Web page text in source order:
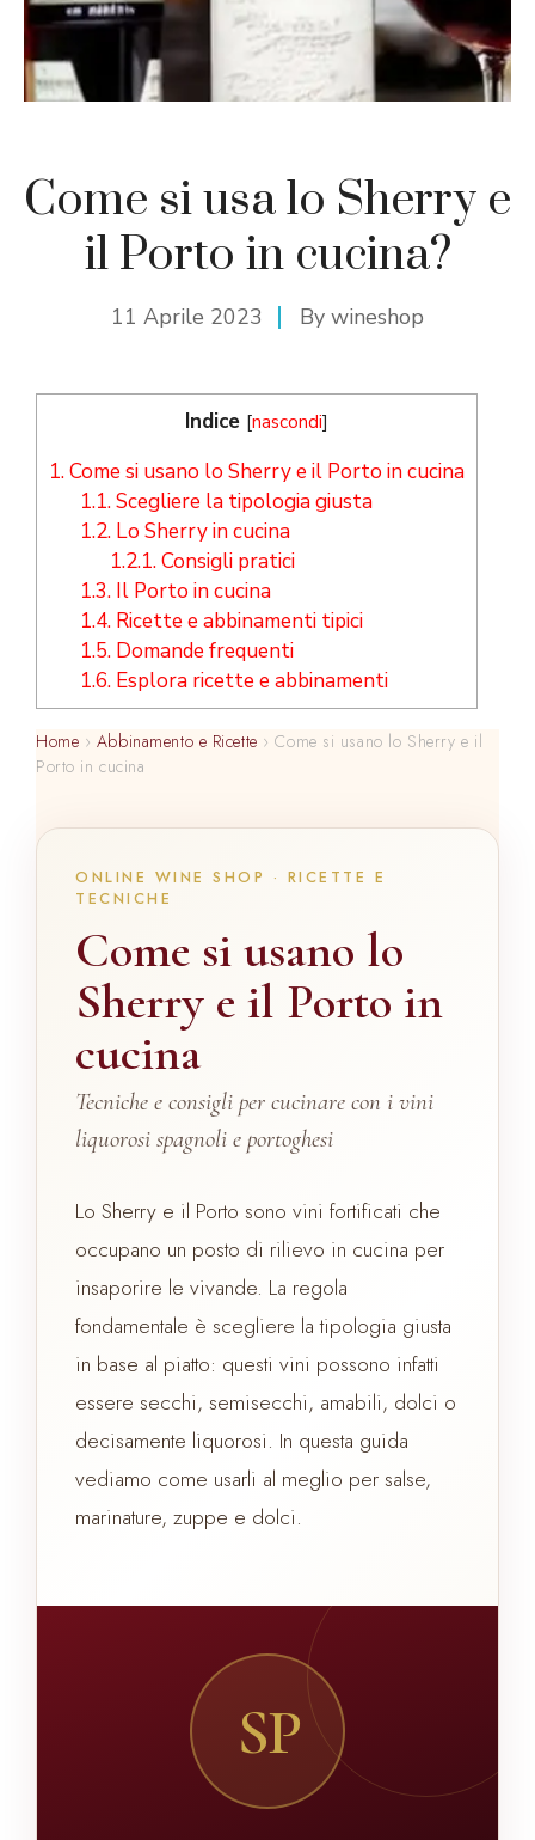
Come si usa lo Sherry e
il Porto in cucina?
11 Aprile 2023 By wineshop
Indice [nascondi]
1.Come si usano lo Sherry e il Porto in cucina
1.1.Scegliere la tipologia giusta
1.2.Lo Sherry in cucina
1.2.1.Consigli pratici
1.3.Il Porto in cucina
1.4.Ricette e abbinamenti tipici
1.5.Domande frequenti
1.6.Esplora ricette e abbinamenti
Home › Abbinamento e Ricette ›Come si usano lo Sherry e il
Porto in cucina
ONLINE WINE SHOP · RICETTE E
TECNICHE
Come si usano lo
Sherry e il Porto in
cucina
Tecniche e consigli per cucinare con i vini
liquorosi spagnoli e portoghesi
Lo Sherry e il Porto sono vini fortificati che
occupano un posto di rilievo in cucina per
insaporire le vivande. La regola
fondamentale è scegliere la tipologia giusta
in base al piatto: questi vini possono infatti
essere secchi, semisecchi, amabili, dolci o
decisamente liquorosi. In questa guida
vediamo come usarli al meglio per salse,
marinature, zuppe e dolci.
SP